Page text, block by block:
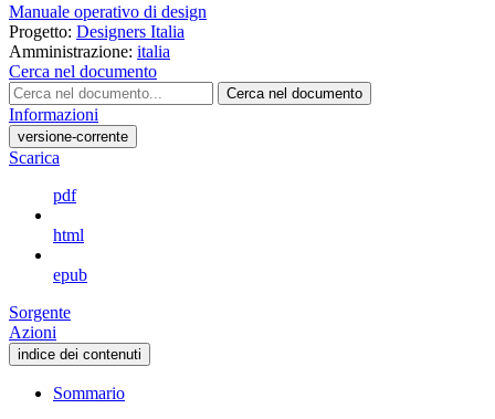
Manuale operativo di design
Progetto: Designers Italia
Amministrazione: italia
Cerca nel documento
Cerca nel documento
Informazioni
versione-corrente
Scarica
pdf
html
epub
Sorgente
Azioni
indice dei contenuti
Sommario